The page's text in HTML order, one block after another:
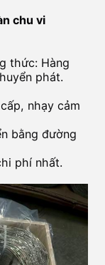
chu vi
thức: Hàng
phát.
nhạy cảm
bằng đường
phí nhất.